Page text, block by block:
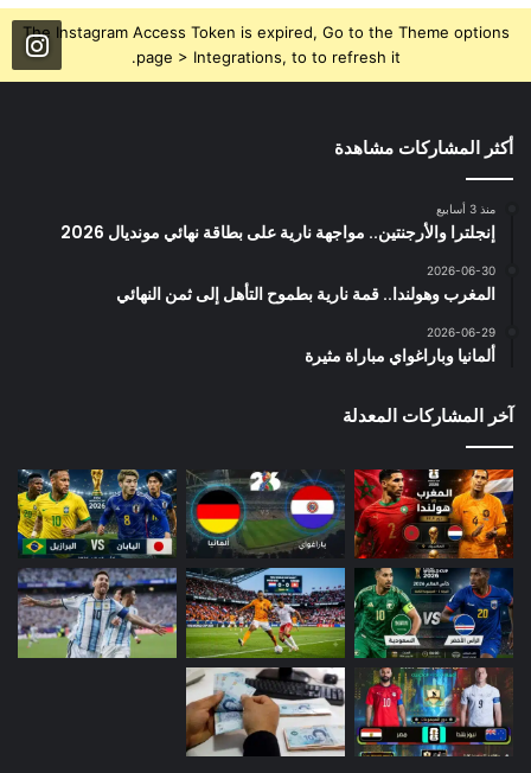
The Instagram Access Token is expired, Go to the Theme options
page > Integrations, to to refresh it.
أكثر المشاركات مشاهدة
منذ 3 أسابيع
إنجلترا والأرجنتين.. مواجهة نارية على بطاقة نهائي مونديال 2026
2026-06-30
المغرب وهولندا.. قمة نارية بطموح التأهل إلى ثمن النهائي
2026-06-29
ألمانيا وباراغواي مباراة مثيرة
آخر المشاركات المعدلة